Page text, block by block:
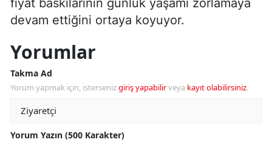
devam ettiğini ortaya koyuyor.
Yorumlar
Takma Ad
Yorum yapmak için, istersenizgiriş yapabilirveya kayıt olabilirsiniz.
Yorum Yazın (500 Karakter)